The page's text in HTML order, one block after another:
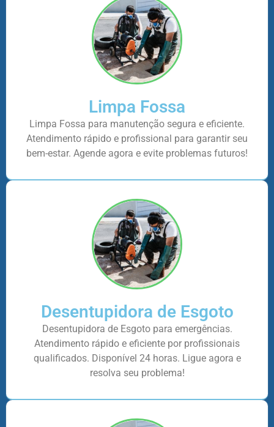
Limpa Fossa
Limpa Fossa para manutenção segura e eficiente.
Atendimento rápido e profissional para garantir seu
bem-estar. Agende agora e evite problemas futuros!
Desentupidora de Esgoto
Desentupidora de Esgoto para emergências.
Atendimento rápido e eficiente por profissionais
qualificados. Disponível 24 horas. Ligue agora e
resolva seu problema!